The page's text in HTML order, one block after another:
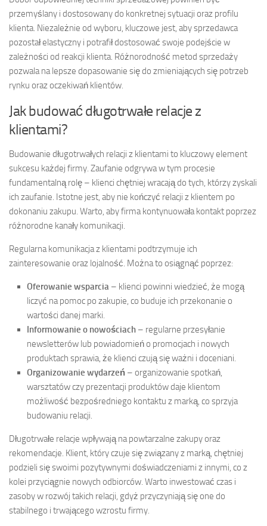
przemyślany i dostosowany do konkretnej sytuacji oraz profilu
klienta. Niezależnie od wyboru, kluczowe jest, aby sprzedawca
pozostał elastyczny i potrafił dostosować swoje podejście w
zależności od reakcji klienta. Różnorodność metod sprzedaży
pozwala na lepsze dopasowanie się do zmieniających się potrzeb
rynku oraz oczekiwań klientów.
Jak budować długotrwałe relacje z
klientami?
Budowanie długotrwałych relacji z klientami to kluczowy element
sukcesu każdej firmy. Zaufanie odgrywa w tym procesie
fundamentalną rolę – klienci chętniej wracają do tych, którzy zyskali
ich zaufanie. Istotne jest, aby nie kończyć relacji z klientem po
dokonaniu zakupu. Warto, aby firma kontynuowała kontakt poprzez
różnorodne kanały komunikacji.
Regularna komunikacja z klientami podtrzymuje ich
zainteresowanie oraz lojalność. Można to osiągnąć poprzez:
Oferowanie wsparcia – klienci powinni wiedzieć, że mogą
liczyć na pomoc po zakupie, co buduje ich przekonanie o
wartości danej marki.
Informowanie o nowościach – regularne przesyłanie
newsletterów lub powiadomień o promocjach i nowych
produktach sprawia, że klienci czują się ważni i doceniani.
Organizowanie wydarzeń – organizowanie spotkań,
warsztatów czy prezentacji produktów daje klientom
możliwość bezpośredniego kontaktu z marką, co sprzyja
budowaniu relacji.
Długotrwałe relacje wpływają na powtarzalne zakupy oraz
rekomendacje. Klient, który czuje się związany z marką, chętniej
podzieli się swoimi pozytywnymi doświadczeniami z innymi, co z
kolei przyciągnie nowych odbiorców. Warto inwestować czas i
zasoby w rozwój takich relacji, gdyż przyczyniają się one do
stabilnego i trwającego wzrostu firmy.